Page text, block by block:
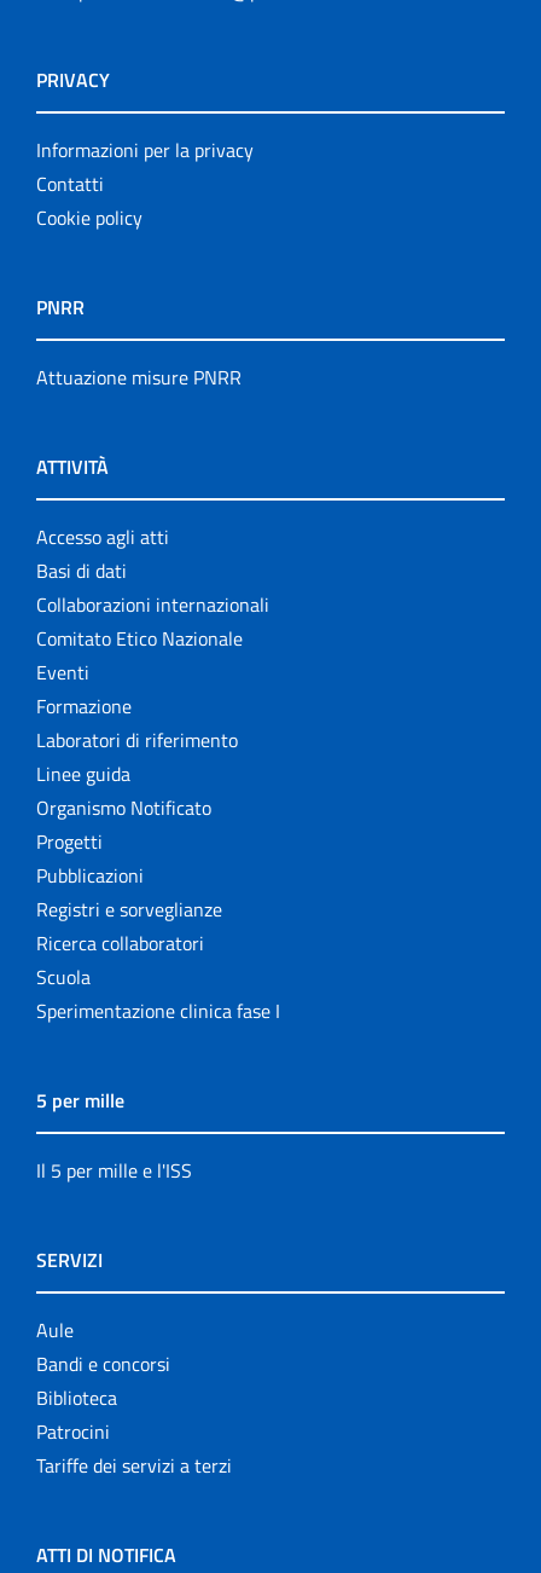
PRIVACY
Informazioni per la privacy
Contatti
Cookie policy
PNRR
Attuazione misure PNRR
ATTIVITÀ
Accesso agli atti
Basi di dati
Collaborazioni internazionali
Comitato Etico Nazionale
Eventi
Formazione
Laboratori di riferimento
Linee guida
Organismo Notificato
Progetti
Pubblicazioni
Registri e sorveglianze
Ricerca collaboratori
Scuola
Sperimentazione clinica fase I
5 per mille
Il 5 per mille e l'ISS
SERVIZI
Aule
Bandi e concorsi
Biblioteca
Patrocini
Tariffe dei servizi a terzi
ATTI DI NOTIFICA